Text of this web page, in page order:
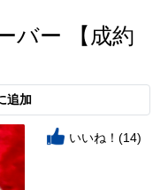
バー 【成約
追加
いいね！(14)